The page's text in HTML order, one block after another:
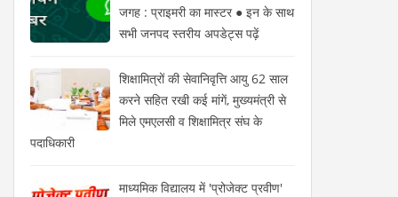
जगह : प्राइमरी का मास्टर ● इन के साथ
सभी जनपद स्तरीय अपडेट्स पढ़ें
शिक्षामित्रों की सेवानिवृत्ति आयु 62 साल
करने सहित रखी कई मांगें, मुख्यमंत्री से
मिले एमएलसी व शिक्षामित्र संघ के
पदाधिकारी
माध्यमिक विद्यालय में 'प्रोजेक्ट प्रवीण'